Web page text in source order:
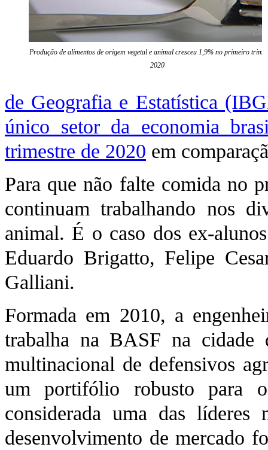
Produção de alimentos de origem vegetal e animal cresceu 1,9% no primeiro
2020
de Geografia e Estatística
único setor da economia
trimestre de 2020 em
Para que não falte comida no
continuam trabalhando nos
animal. É o caso dos ex-
Eduardo Brigatto, Felipe
Galliani.
Formada em 2010, a
trabalha na BASF na cidade
multinacional de defensivos
um portifólio robusto para
considerada uma das
desenvolvimento de mercado